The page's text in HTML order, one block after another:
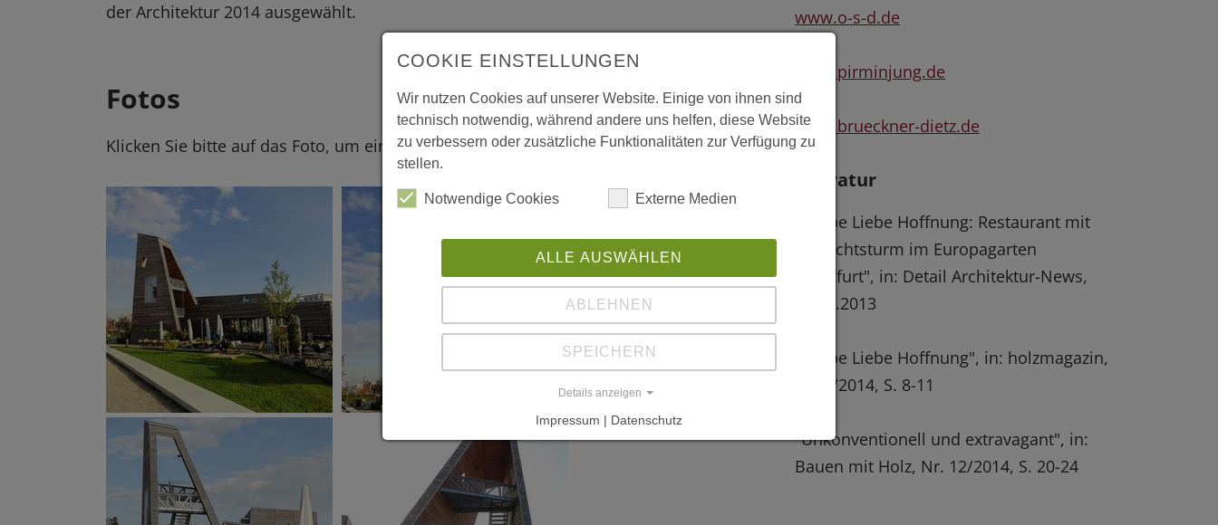
der Architektur 2014 ausgewählt.
Fotos
Klicken Sie bitte auf das Foto, um eine vergrößerte Darstellung zu erhalten.
www.o-s-d.de
www.pirminjung.de
www.brueckner-dietz.de
Literatur
"Laube Liebe Hoffnung: Restaurant mit
Aussichtsturm im Europagarten
Frankfurt", in: Detail Architektur-News,
20.12.2013
"Laube Liebe Hoffnung", in: holzmagazin,
Nr. 3/2014, S. 8-11
"Unkonventionell und extravagant", in:
Bauen mit Holz, Nr. 12/2014, S. 20-24
COOKIE EINSTELLUNGEN
Wir nutzen Cookies auf unserer Website. Einige von ihnen sind
technisch notwendig, während andere uns helfen, diese Website
zu verbessern oder zusätzliche Funktionalitäten zur Verfügung zu
stellen.
Notwendige Cookies Externe Medien
ALLE AUSWÄHLEN
ABLEHNEN
SPEICHERN
Details anzeigen
Impressum | Datenschutz